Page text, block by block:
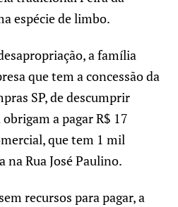
espécie de limbo.
a família
que tem a concessão da
SP, de descumprir
a pagar R$ 17
que tem 1 mil
na Rua José Paulino.
recursos para pagar, a